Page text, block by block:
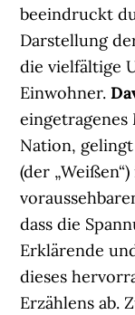
beeindruckt
Darstellung
die vielfältige
Einwohner.
Nation,
(der
dass die
Erklärende
dieses
Erzählens ab.